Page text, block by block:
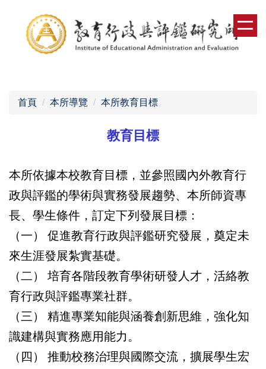
首頁 本所導覽 本所教育目標
教育目標
本所依據本校教育目標，並參照國內外教育行
政與評鑑的學術與實務發展趨勢、本所師資專
長、學生條件，訂定下列發展目標：
（一） 促進教育行政與評鑑研究發展，奠定未
來生涯發展紮實基礎。
（二） 培育各階段教育學術研發人才，活絡教
育行政與評鑑專業社群。
（三） 精進專業知能與涵養創新思維，強化知
識建構與實務應用能力。
（四） 推動校務治理與國際交流，擴展學生宏